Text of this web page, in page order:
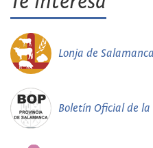
Lonja de Salamanca
Boletín Oficial de